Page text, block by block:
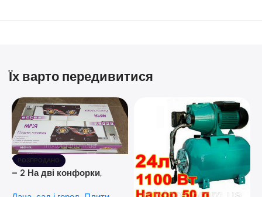
Їх варто передивитися
РОЗПРОДАНО
– 2 На дві конфорки,